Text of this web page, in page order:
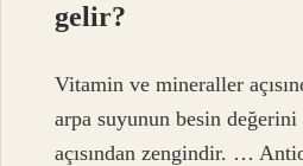
gelir?
Vitamin ve mineraller
arpa suyunun besin
açısından zengindir. …